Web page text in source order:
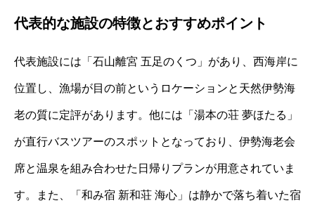
代表的な施設の特徴とおすすめポイント
代表施設には「石山離宮 五足のくつ」があり、西海岸に
位置し、漁場が目の前というロケーションと天然伊勢海
老の質に定評があります。他には「湯本の荘 夢ほたる」
が直行バスツアーのスポットとなっており、伊勢海老会
席と温泉を組み合わせた日帰りプランが用意されていま
す。また、「和み宿 新和荘 海心」は静かで落ち着いた宿